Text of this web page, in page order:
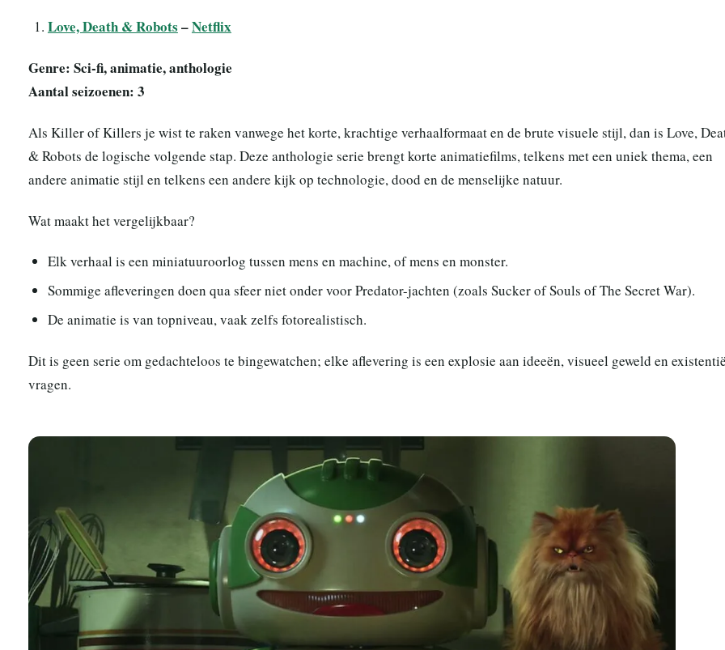
Love, Death & Robots –Netflix
Genre: Sci-fi, animatie, anthologie
Aantal seizoenen: 3
Als Killer of Killers je wist te raken vanwege het korte, krachtige verhaalformaat en de brute visuele stijl, dan is Love,
& Robots de logische volgende stap. Deze anthologie serie brengt korte animatiefilms, telkens met een uniek thema, een
andere animatie stijl en telkens een andere kijk op technologie, dood en de menselijke natuur.
Wat maakt het vergelijkbaar?
Elk verhaal is een miniatuuroorlog tussen mens en machine, of mens en monster.
Sommige afleveringen doen qua sfeer niet onder voor Predator-jachten (zoals Sucker of Souls of The Secret War).
De animatie is van topniveau, vaak zelfs fotorealistisch.
Dit is geen serie om gedachteloos te bingewatchen; elke aflevering is een explosie aan ideeën, visueel geweld en
vragen.